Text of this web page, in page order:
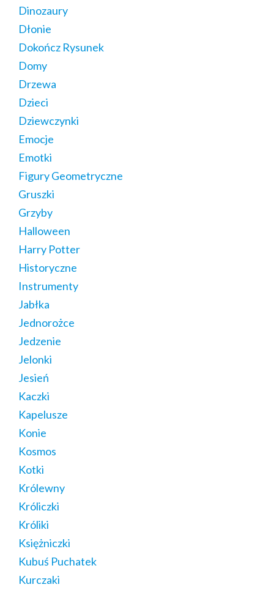
Dinozaury
Dłonie
Dokończ Rysunek
Domy
Drzewa
Dzieci
Dziewczynki
Emocje
Emotki
Figury Geometryczne
Gruszki
Grzyby
Halloween
Harry Potter
Historyczne
Instrumenty
Jabłka
Jednorożce
Jedzenie
Jelonki
Jesień
Kaczki
Kapelusze
Konie
Kosmos
Kotki
Królewny
Króliczki
Króliki
Księżniczki
Kubuś Puchatek
Kurczaki